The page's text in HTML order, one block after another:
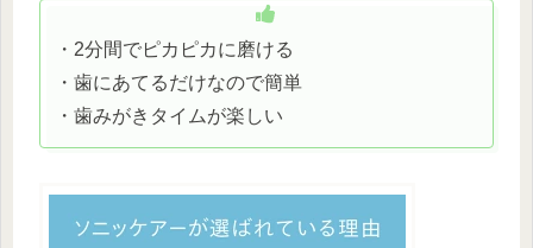
・2分間でピカピカに磨ける
・歯にあてるだけなので簡単
・歯みがきタイムが楽しい